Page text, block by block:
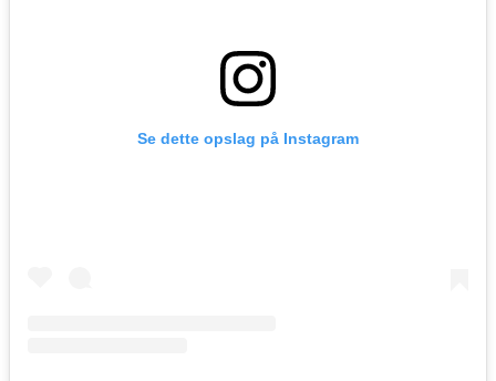
Se dette opslag på Instagram